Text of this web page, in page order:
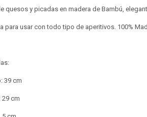
quesos y picadas en madera de Bambú,
para usar con todo tipo de aperitivos. 100%
39 cm
29 cm